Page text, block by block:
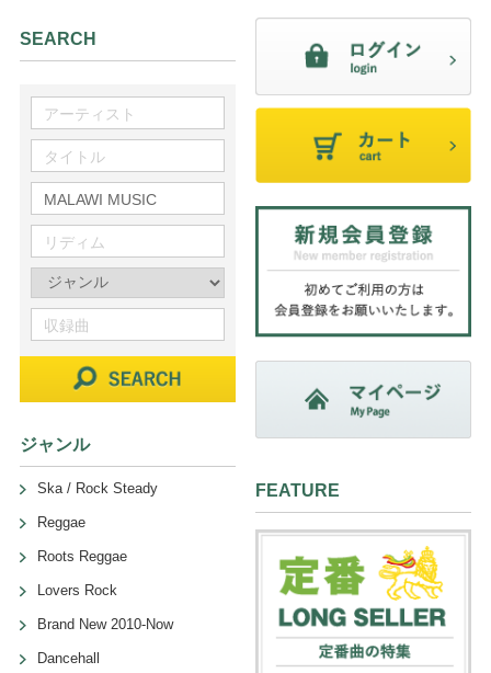
SEARCH
ジャンル
Ska / Rock Steady
Reggae
Roots Reggae
Lovers Rock
Brand New 2010-Now
Dancehall
FEATURE